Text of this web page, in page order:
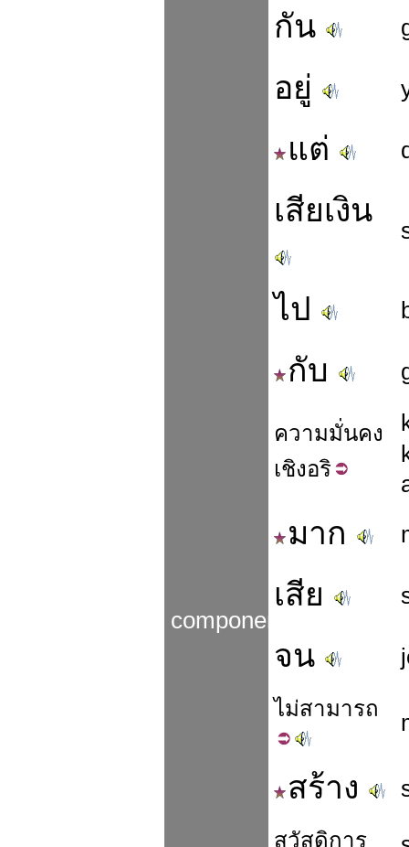
components
กัน
อยู่
แต่
เสียเงิน
ไป
กับ
ความมั่นคง
เชิงอริ
มาก
เสีย
จน
ไม่สามารถ
สร้าง
สวัสดิการ